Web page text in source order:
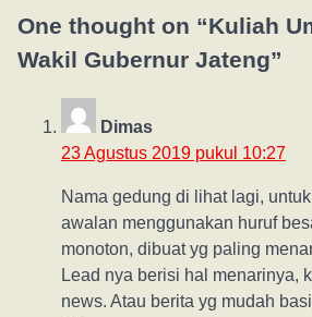
One thought on “Kuliah
Wakil Gubernur Jateng”
Dimas
23 Agustus 2019 pukul 10:27
Nama gedung di lihat lagi,
awalan menggunakan huruf
monoton, dibuat yg paling
Lead nya berisi hal menarinya,
news. Atau berita yg mudah